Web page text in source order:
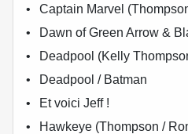
Captain Marvel
Dawn of Green Arrow &
Deadpool (Kelly
Deadpool / Batman
Et voici Jeff !
Hawkeye (Thompson /